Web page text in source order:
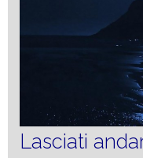
Lasciati